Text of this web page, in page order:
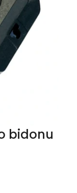
bidonu